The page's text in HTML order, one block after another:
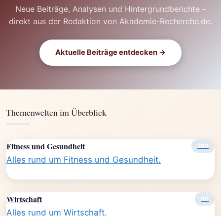
Neue Beiträge, Analysen und Hintergrundberichte –
direkt aus der Redaktion von Akademie-Recherche.de.
Aktuelle Beiträge entdecken →
Themenwelten im Überblick
Fitness und Gesundheit 260
Alles rund um Fitness und Gesundheit.
Wirtschaft 90
Alles rund um Wirtschaft.